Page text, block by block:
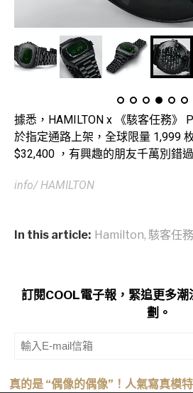
據悉，HAMILTON x 《駭客任務》
於指定通路上架，全球限量 1,999
$32,400 ，有興趣的朋友千萬別錯過
info/ HAMILTON
In this article: Hamilton, 駭客任務
訂閱COOL電子報，緊追更多
劃。
真的是 “偶像的偶像”！人氣寫真模